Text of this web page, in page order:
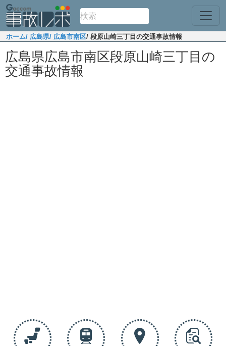
ホーム/ 広島県/ 広島市南区/ 段原山崎三丁目の交通事故情報
広島県広島市南区段原山崎三丁目の
交通事故情報